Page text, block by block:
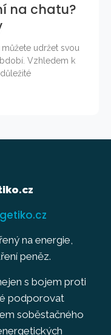
na chatu?
udržet svou
Vzhledem k
na energie,
peněz.
s bojem proti
podporovat
soběstačného